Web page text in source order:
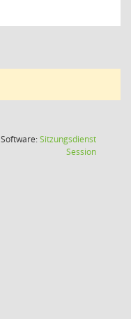
Software:Sitzungsdienst
Session(Wird in